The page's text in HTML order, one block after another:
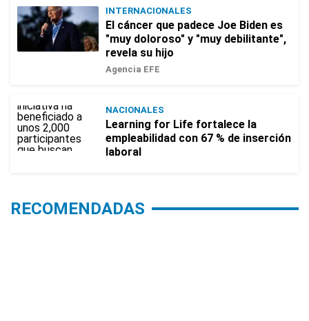
INTERNACIONALES
El cáncer que padece Joe Biden es
"muy doloroso" y "muy debilitante",
revela su hijo
Agencia EFE
NACIONALES
Learning for Life fortalece la
empleabilidad con 67 % de inserción
laboral
RECOMENDADAS